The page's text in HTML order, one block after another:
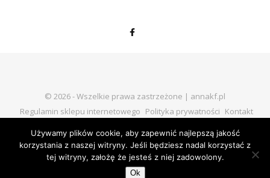
© 2026 - Wszelkie prawa zastrzeżone | annakf.pl
Regulamin sklepu internetowego Polityka prywatności Kontakt
Używamy plików cookie, aby zapewnić najlepszą jakość
korzystania z naszej witryny. Jeśli będziesz nadal korzystać z
tej witryny, założę że jesteś z niej zadowolony.
Ok